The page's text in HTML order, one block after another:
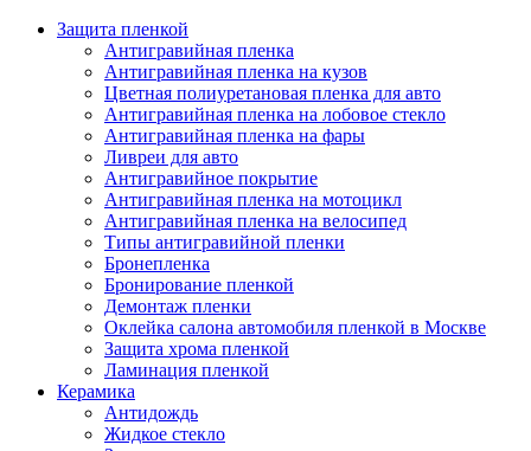
Защита пленкой
Антигравийная пленка
Антигравийная пленка на кузов
Цветная полиуретановая пленка для авто
Антигравийная пленка на лобовое стекло
Антигравийная пленка на фары
Ливреи для авто
Антигравийное покрытие
Антигравийная пленка на мотоцикл
Антигравийная пленка на велосипед
Типы антигравийной пленки
Бронепленка
Бронирование пленкой
Демонтаж пленки
Оклейка салона автомобиля пленкой в Москве
Защита хрома пленкой
Ламинация пленкой
Керамика
Антидождь
Жидкое стекло